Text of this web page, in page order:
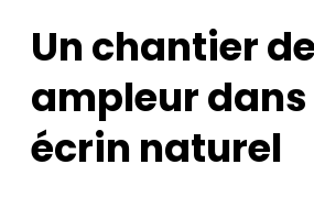
Un chantier
ampleur dans
écrin naturel